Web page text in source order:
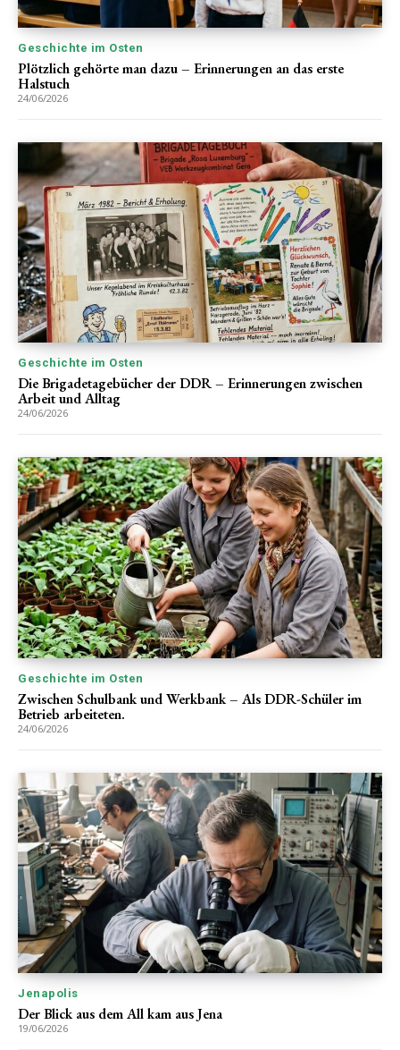
Geschichte im Osten
Plötzlich gehörte man dazu – Erinnerungen an das erste
Halstuch
24/06/2026
Geschichte im Osten
Die Brigadetagebücher der DDR – Erinnerungen zwischen
Arbeit und Alltag
24/06/2026
Geschichte im Osten
Zwischen Schulbank und Werkbank – Als DDR-Schüler im
Betrieb arbeiteten.
24/06/2026
Jenapolis
Der Blick aus dem All kam aus Jena
19/06/2026